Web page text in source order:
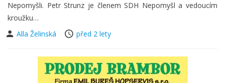
Nepomyšli. Petr Strunz je členem SDH Nepomyšl a vedoucím
kroužku…
Alla Želinská
před 2 lety